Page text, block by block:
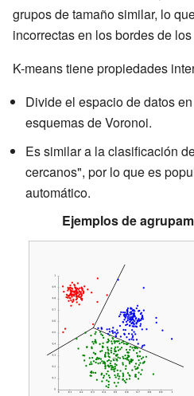
grupos de tamaño similar, lo
incorrectas en los bordes de
K-means tiene propiedades
Divide el espacio de datos
esquemas de Voronoi.
Es similar a la clasificación
cercanos", por lo que es
automático.
Ejemplos de